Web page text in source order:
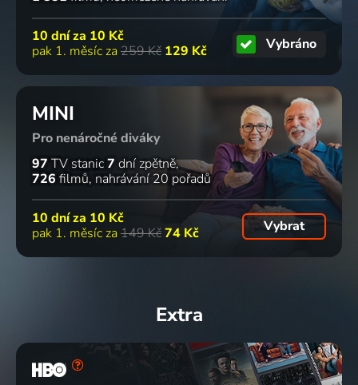
10 dní za 10 Kč
pak 1. měsíc za 259 Kč 129 Kč Vybráno
MINI
Pro nenáročné diváky
97 TV stanic7 dní zpětně
726 filmů nahrávání 20 pořadů
10 dní za 10 Kč
pak 1. měsíc za 149 Kč74 Kč Vybrat
Extra